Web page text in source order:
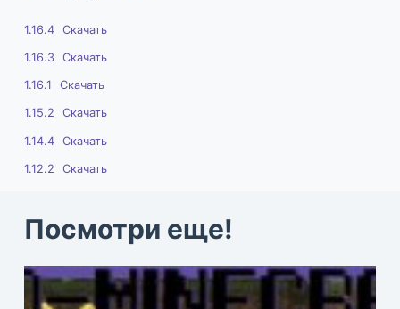
1.16.4 Скачать
1.16.3 Скачать
1.16.1 Скачать
1.15.2 Скачать
1.14.4 Скачать
1.12.2 Скачать
Посмотри еще!